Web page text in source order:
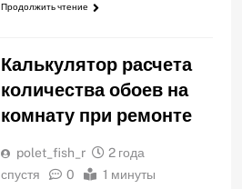
Продолжить чтение
Калькулятор расчета
количества обоев на
комнату при ремонте
polet_fish_r
2 года
спустя
0 1 минуты